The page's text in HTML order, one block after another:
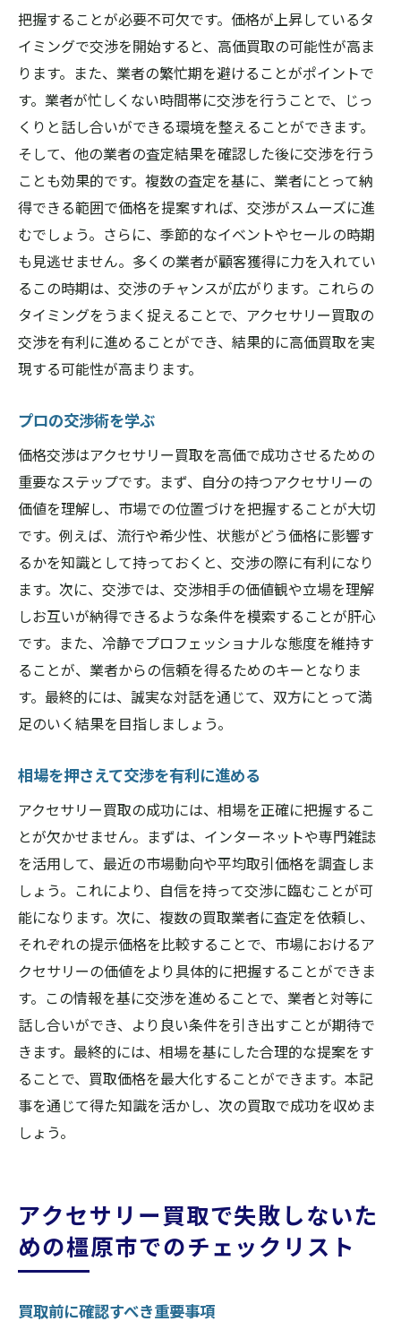
把握することが必要不可欠です。価格が上昇しているタ
イミングで交渉を開始すると、高価買取の可能性が高ま
ります。また、業者の繁忙期を避けることがポイントで
す。業者が忙しくない時間帯に交渉を行うことで、じっ
くりと話し合いができる環境を整えることができます。
そして、他の業者の査定結果を確認した後に交渉を行う
ことも効果的です。複数の査定を基に、業者にとって納
得できる範囲で価格を提案すれば、交渉がスムーズに進
むでしょう。さらに、季節的なイベントやセールの時期
も見逃せません。多くの業者が顧客獲得に力を入れてい
るこの時期は、交渉のチャンスが広がります。これらの
タイミングをうまく捉えることで、アクセサリー買取の
交渉を有利に進めることができ、結果的に高価買取を実
現する可能性が高まります。
プロの交渉術を学ぶ
価格交渉はアクセサリー買取を高価で成功させるための
重要なステップです。まず、自分の持つアクセサリーの
価値を理解し、市場での位置づけを把握することが大切
です。例えば、流行や希少性、状態がどう価格に影響す
るかを知識として持っておくと、交渉の際に有利になり
ます。次に、交渉では、交渉相手の価値観や立場を理解
しお互いが納得できるような条件を模索することが肝心
です。また、冷静でプロフェッショナルな態度を維持す
ることが、業者からの信頼を得るためのキーとなりま
す。最終的には、誠実な対話を通じて、双方にとって満
足のいく結果を目指しましょう。
相場を押さえて交渉を有利に進める
アクセサリー買取の成功には、相場を正確に把握するこ
とが欠かせません。まずは、インターネットや専門雑誌
を活用して、最近の市場動向や平均取引価格を調査しま
しょう。これにより、自信を持って交渉に臨むことが可
能になります。次に、複数の買取業者に査定を依頼し、
それぞれの提示価格を比較することで、市場におけるア
クセサリーの価値をより具体的に把握することができま
す。この情報を基に交渉を進めることで、業者と対等に
話し合いができ、より良い条件を引き出すことが期待で
きます。最終的には、相場を基にした合理的な提案をす
ることで、買取価格を最大化することができます。本記
事を通じて得た知識を活かし、次の買取で成功を収めま
しょう。
アクセサリー買取で失敗しないた
めの橿原市でのチェックリスト
買取前に確認すべき重要事項